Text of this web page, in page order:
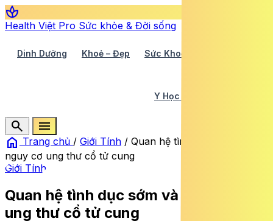
spa
Health Việt Pro Sức khỏe & Đời sống
Dinh Dưỡng Khoẻ – Đẹp Sức Khoẻ TV
Y Học Cổ Truyền
search
menu
home Trang chủ / Giới Tính / Quan hệ tình dục sớm và
nguy cơ ung thư cổ tử cung
Giới Tính
Quan hệ tình dục sớm và nguy cơ
ung thư cổ tử cung